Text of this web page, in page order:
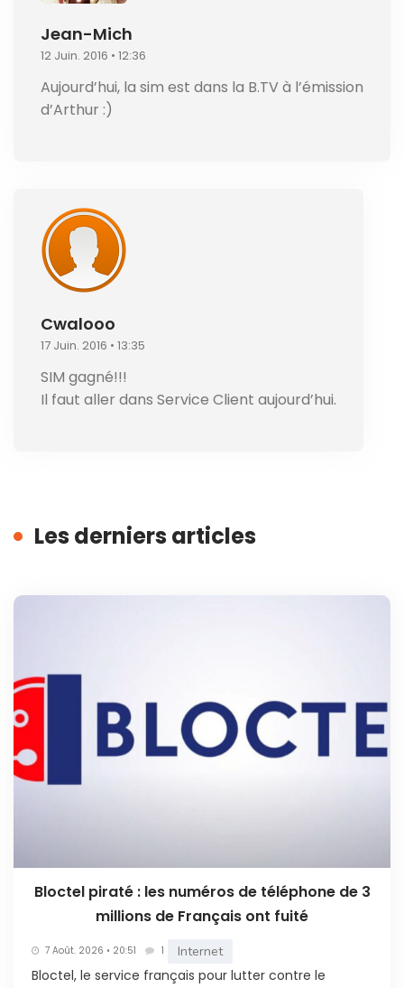
Jean-Mich
12 Juin. 2016 • 12:36
Aujourd’hui, la sim est dans la B.TV à l’émission
d’Arthur :)
Cwalooo
17 Juin. 2016 • 13:35
SIM gagné!!!
Il faut aller dans Service Client aujourd’hui.
Les derniers articles
Bloctel piraté : les numéros de téléphone de 3
millions de Français ont fuité
7 Août. 2026 • 20:51 1 Internet
Bloctel, le service français pour lutter contre le